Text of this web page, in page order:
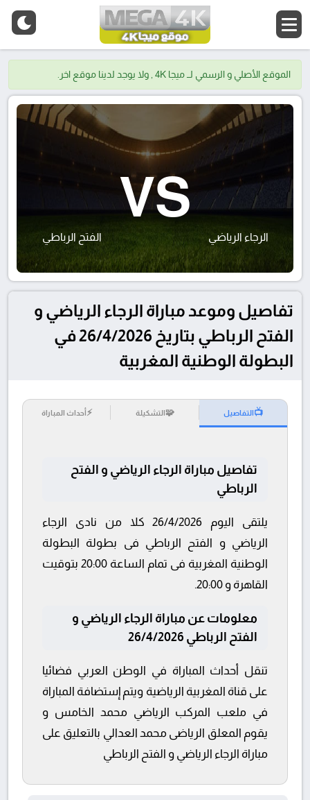
الموقع الأصلي و الرسمي لــ ميجا 4K , ولا يوجد لدينا موقع اخر.
الرجاء الرياضي
VS
الفتح الرباطي
تفاصيل وموعد مباراة الرجاء الرياضي و
الفتح الرباطي بتاريخ 26/4/2026 في
البطولة الوطنية المغربية
📺التفاصيل 🧩التشكيلة ⚡أحداث المباراة
تفاصيل مباراة الرجاء الرياضي و الفتح
الرباطي
يلتقى اليوم 26/4/2026 كلا من نادى الرجاء
الرياضي و الفتح الرباطي فى بطولة البطولة
الوطنية المغربية فى تمام الساعة 20:00 بتوقيت
القاهرة و 20:00.
معلومات عن مباراة الرجاء الرياضي و
الفتح الرباطي 26/4/2026
تنقل أحداث المباراة في الوطن العربي فضائيا
على قناة المغربية الرياضية ويتم إستضافة المباراة
في ملعب المركب الرياضي محمد الخامس و
يقوم المعلق الرياضى محمد العدالي بالتعليق على
مباراة الرجاء الرياضي و الفتح الرباطي